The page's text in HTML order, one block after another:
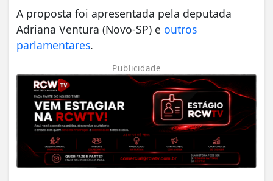
A proposta foi apresentada pela deputada
Adriana Ventura (Novo-SP) e outros
parlamentares.
Publicidade